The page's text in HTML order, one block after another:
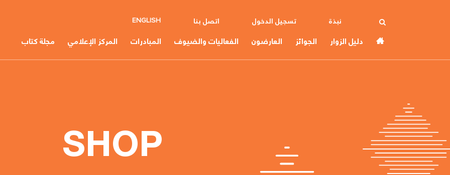
دليل الزوار الجوائز العارضون الفعاليات والضيوف المبادرات المركز الإعلامي مجلة كتاب
نبذة تسجيل الدخول اتصل بنا ENGLISH
SHOP